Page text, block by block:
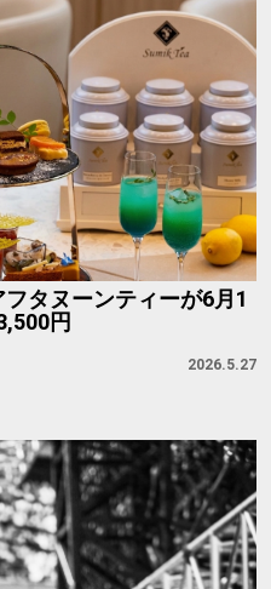
タヌーンティーが6月1
円
2026.5.27